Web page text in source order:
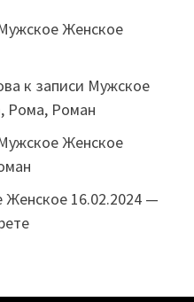
Женское
к записи Мужское
Рома, Роман
Женское
Женское 16.02.2024 —